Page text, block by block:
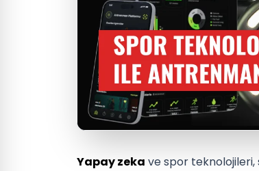
Yapay zeka ve spor teknolojileri,